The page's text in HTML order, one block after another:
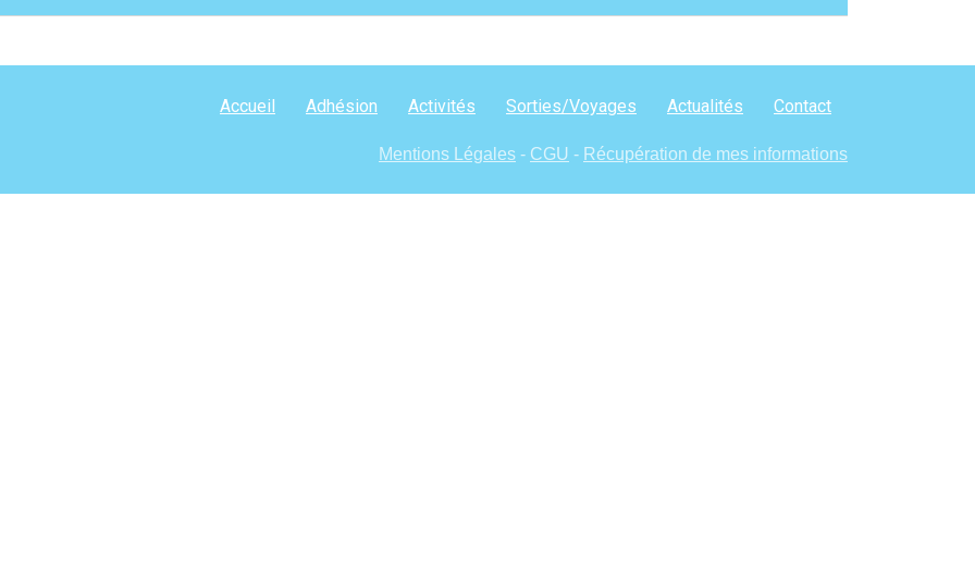
Accueil Adhésion Activités Sorties/Voyages Actualités Contact
Mentions Légales - CGU - Récupération de mes informations